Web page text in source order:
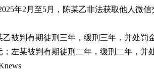
年2月至5月，陈某乙非法获取他人微
被判有期徒刑三年，缓刑三年，并处罚
左某被判有期徒刑二年，缓刑二年，并